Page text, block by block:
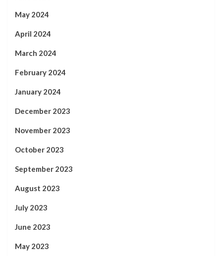
May 2024
April 2024
March 2024
February 2024
January 2024
December 2023
November 2023
October 2023
September 2023
August 2023
July 2023
June 2023
May 2023